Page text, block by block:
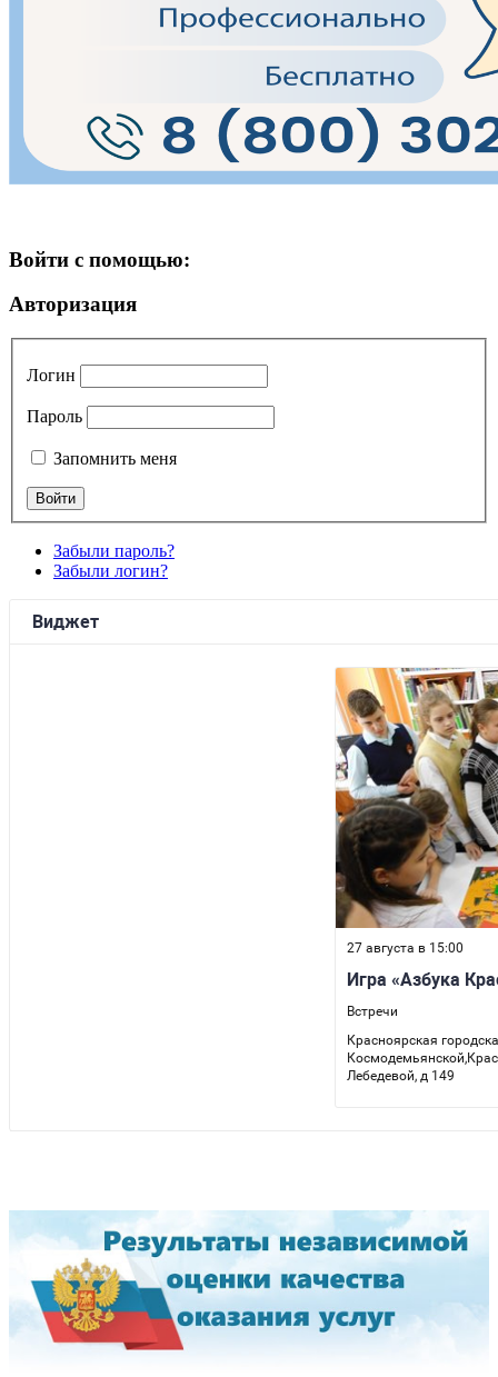
Войти с помощью:
Авторизация
Логин
Пароль
Запомнить меня
Забыли пароль?
Забыли логин?